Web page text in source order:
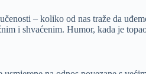
– koliko od nas traže da
i shvaćenim. Humor, kada je